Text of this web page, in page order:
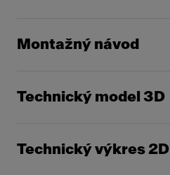
Montažný návod
Technický model 3D
Technický výkres 2D